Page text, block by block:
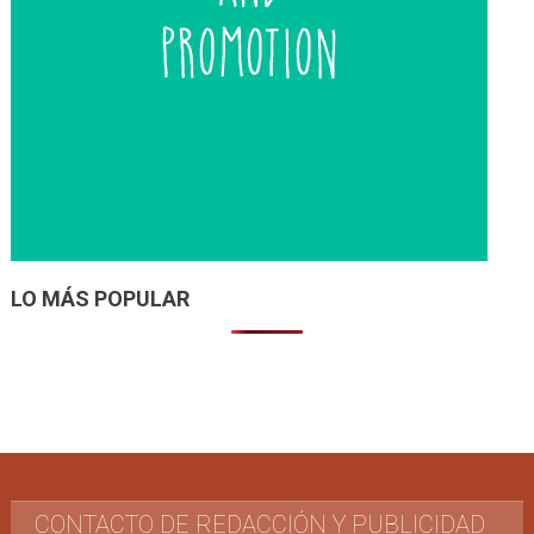
LO MÁS POPULAR
CONTACTO DE REDACCIÓN Y PUBLICIDAD